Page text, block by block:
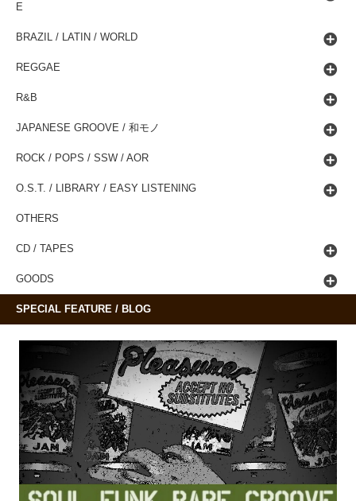
E
BRAZIL / LATIN / WORLD
REGGAE
R&B
JAPANESE GROOVE / 和モノ
ROCK / POPS / SSW / AOR
O.S.T. / LIBRARY / EASY LISTENING
OTHERS
CD / TAPES
GOODS
SPECIAL FEATURE / BLOG